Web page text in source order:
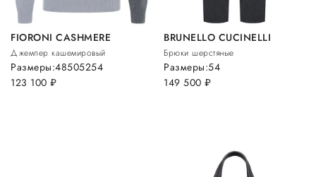
FIORONI CASHMERE
Джемпер кашемировый
123 100 руб.
Размеры:48505254
BRUNELLO CUCINELLI
Брюки шерстяные
149 500руб.
Размеры:54